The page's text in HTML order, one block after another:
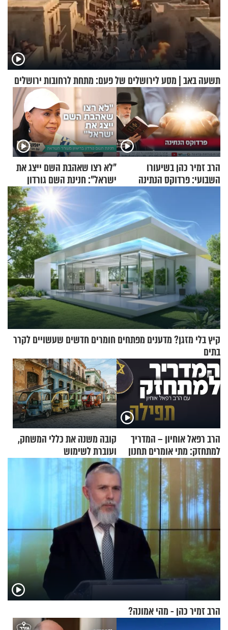
תשעה באב | מסע לירושלים של פעם: מתחת לרחובות ירושלים
הרב זמיר כהן בשיעורו
השבועי: פרדוקס הנתינה
"לא רצו שאהבת השם ייצג את
ישראל": חנינת השם גורדון
בריאיון מעורר השראה
קיץ בלי מזגן? מדענים מפתחים חומרים חדשים שעשויים לקרר
בתים
הרב רפאל אוחיון – המדריך
למתחזק: מתי אומרים תחנון
ואיך עולים לתורה?
קובה משנה את כללי המשחק,
ועוברת לשימוש
בתלת־אופנועים סולאריים
הרב זמיר כהן - מהי אמונה?